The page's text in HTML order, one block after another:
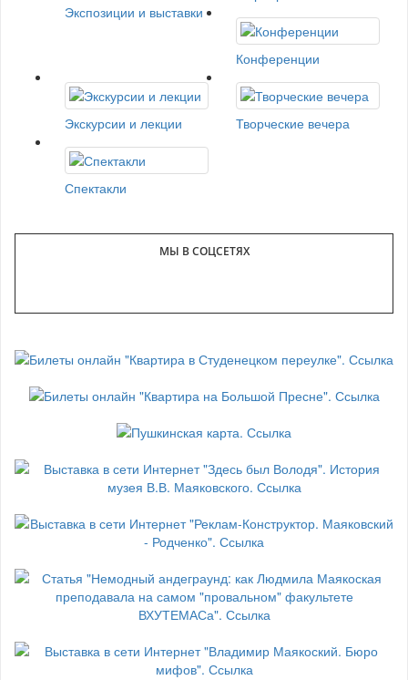
Экспозиции и выставки
Конференции
Экскурсии и лекции Творческие вечера
Спектакли
МЫ В СОЦСЕТЯХ